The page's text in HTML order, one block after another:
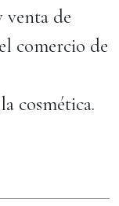
venta de
comercio de
cosmética.